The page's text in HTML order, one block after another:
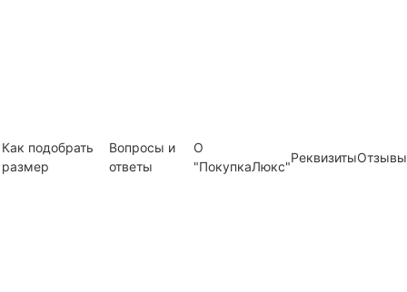
Как подобрать
размер
Вопросы и
ответы
О
"ПокупкаЛюкс"
РеквизитыОтзывы